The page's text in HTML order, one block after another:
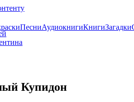
ПесниАудиокнигиКнигиЗагадки
Купидон